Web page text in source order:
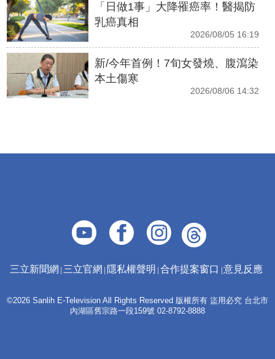
「日做1事」大降罹癌率！醫揭防
乳癌真相
2026/08/05 16:19
新/今年首例！7旬女發燒、腹瀉染
本土傷寒
2026/08/06 14:32
三立新聞網 三立官網 隱私權聲明 合作提案窗口 意見反應
©2026 Sanlih E-Television All Rights Reserved 版權所有 盜用必究 台北市
內湖區舊宗路一段159號 02-8792-8888